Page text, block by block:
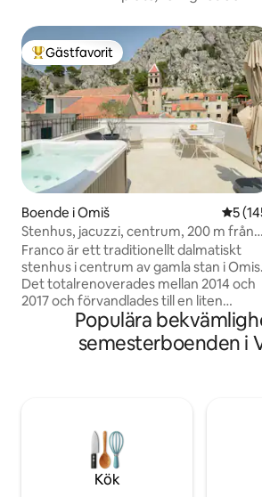
Populär gästfavorit
Gästfavorit
Boende i Omiš 5 av
5
Stenhus, jacuzzi, centrum, 200 m från
stranden
Franco är ett traditionellt dalmatiskt
stenhus i centrum av gamla stan i Omis.
Det totalrenoverades mellan 2014 och
2017 och förvandlades till en liten
arkitektonisk juvel. Renoveringar gjordes
i samarbete med historiska
bevarandeexperter för att säkerställa
detalj var autentisk i skapandet av en
perfekt syntes av traditionella
byggmetoder och moderna material.
Lämnar rum, Jacuzzi, grill Du kan
Populära
semesterboenden i
Kök